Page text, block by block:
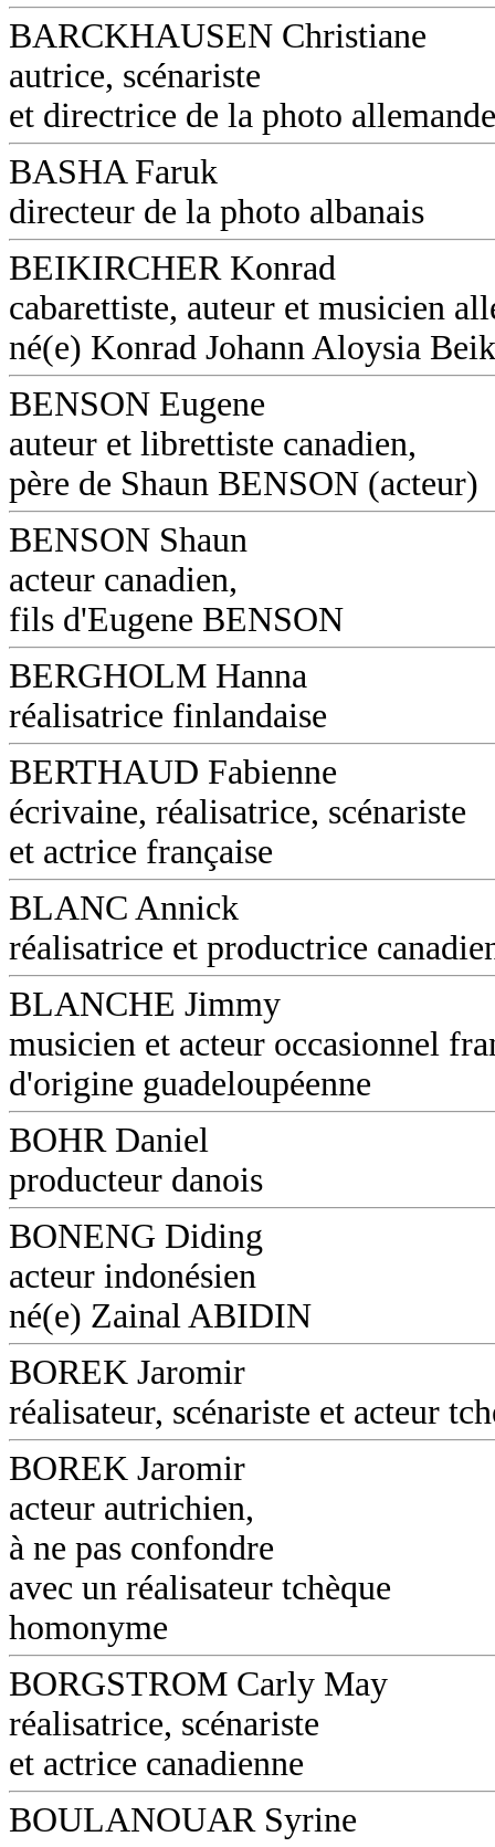
BARCKHAUSEN Christiane
autrice, scénariste
et directrice de la photo allemande
BASHA Faruk
directeur de la photo albanais
BEIKIRCHER Konrad
cabarettiste, auteur et musicien
né(e) Konrad Johann Aloysia
BENSON Eugene
auteur et librettiste canadien,
père de Shaun BENSON (acteur)
BENSON Shaun
acteur canadien,
fils d'Eugene BENSON
BERGHOLM Hanna
réalisatrice finlandaise
BERTHAUD Fabienne
écrivaine, réalisatrice, scénariste
et actrice française
BLANC Annick
réalisatrice et productrice
BLANCHE Jimmy
musicien et acteur occasionnel
d'origine guadeloupéenne
BOHR Daniel
producteur danois
BONENG Diding
acteur indonésien
né(e) Zainal ABIDIN
BOREK Jaromir
réalisateur, scénariste et acteur
BOREK Jaromir
acteur autrichien,
à ne pas confondre
avec un réalisateur tchèque
homonyme
BORGSTROM Carly May
réalisatrice, scénariste
et actrice canadienne
BOULANOUAR Syrine